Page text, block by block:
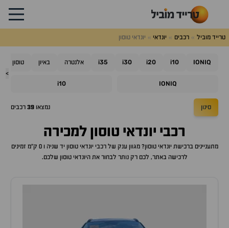
טרייד מוביל רכבים יונדאי יונדאי טוסון
>
IONIQ
i10
i20
i30
i35 אלנטרה באיון טוסון
IONIQ
i10
סינון נמצאו 39 רכבים
רכבי יונדאי טוסון למכירה
מתעניינים ברכישת יונדאי טוסון? מגוון ענק של רכבי יונדאי טוסון
יד שניה ו 0 ק"מ זמינים
לרכישה באתר, לכם רק נותר לבחור את היונדאי טוסון שלכם.